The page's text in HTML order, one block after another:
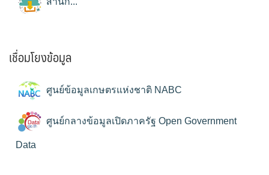
เชื่อมโยงข้อมูล
ศูนย์ข้อมูลเกษตรแห่งชาติ NABC
ศูนย์กลางข้อมูลเปิดภาครัฐ Open Government
Data